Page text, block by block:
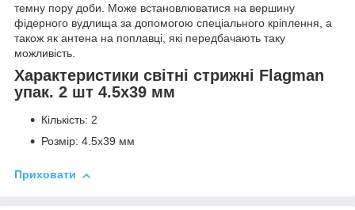
темну пору доби. Може встановлюватися на вершину
фідерного вудлища за допомогою спеціального кріплення, а
також як антена на поплавці, які передбачають таку
можливість.
Характеристики світні стрижні Flagman
упак. 2 шт 4.5x39 мм
Кількість: 2
Розмір: 4.5x39 мм
Приховати